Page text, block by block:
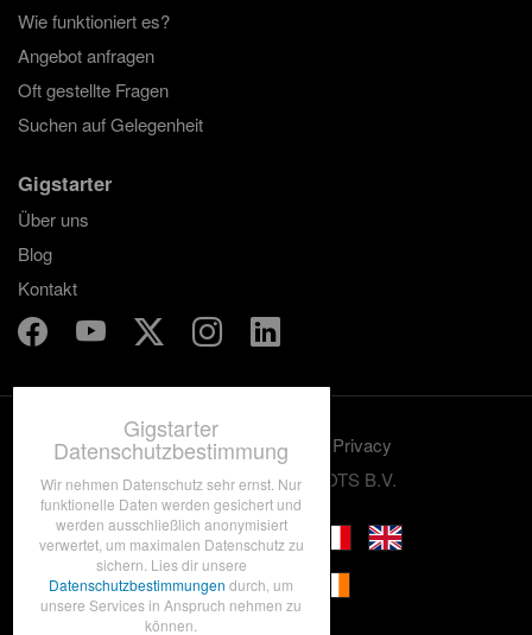
Wie funktioniert es?
Angebot anfragen
Oft gestellte Fragen
Suchen auf Gelegenheit
Gigstarter
Über uns
Blog
Kontakt
Benutzungskonditionen
Privacy
© 2012-2026 GRASSROOTS B.V.
Gigstarter
Datenschutzbestimmung
Wir nehmen Datenschutz sehr ernst. Nur
funktionelle Daten werden gesichert und
werden ausschließlich anonymisiert
verwertet, um maximalen Datenschutz zu
sichern. Lies dir unsere
Datenschutzbestimmungendurch, um
unsere Services in Anspruch nehmen zu
können.